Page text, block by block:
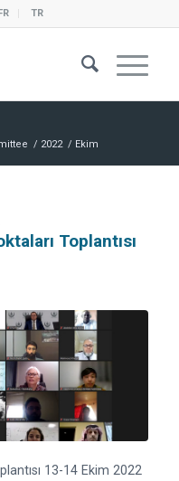
TR
/ 2022 / Ekim
Toplantısı
13-14 Ekim 2022